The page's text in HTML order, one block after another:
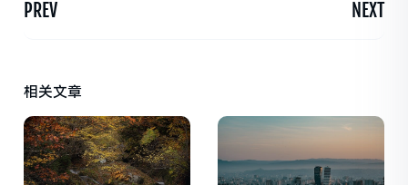
PREV NEXT
相关文章